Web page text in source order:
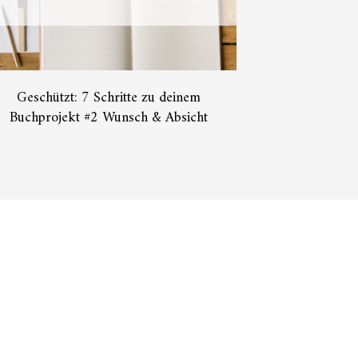
Geschützt: 7 Schritte zu deinem
Buchprojekt #2 Wunsch & Absicht